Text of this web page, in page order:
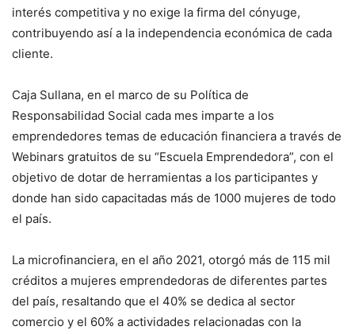
interés competitiva y no exige la firma del cónyuge,
contribuyendo así a la independencia económica de cada
cliente.
Caja Sullana, en el marco de su Política de
Responsabilidad Social cada mes imparte a los
emprendedores temas de educación financiera a través de
Webinars gratuitos de su “Escuela Emprendedora”, con el
objetivo de dotar de herramientas a los participantes y
donde han sido capacitadas más de 1000 mujeres de todo
el país.
La microfinanciera, en el año 2021, otorgó más de 115 mil
créditos a mujeres emprendedoras de diferentes partes
del país, resaltando que el 40% se dedica al sector
comercio y el 60% a actividades relacionadas con la